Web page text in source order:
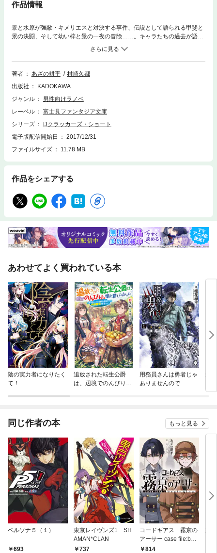
作品情報
景と水原が強敵・キメリエスと対決する事件、伝説として語られる甲斐と
景の決闘、そして幼い梓と景の一夜の冒険……。キャラたちの過去が語ら
れる短編集第２弾。今まで文庫に収録されていなかった短編２本も収録！
著者 あざの耕平
村崎久都
出版社
KADOKAWA
ジャンル
男性向けラノベ
レーベル
富士見ファンタジア文庫
シリーズ
Dクラッカーズ・ショート
電子版配信開始日
2017/12/31
ファイルサイズ
11.78 MB
作品をシェアする
あわせてよく買われている本
陰の実力者になりたく
て！
追放された転生公爵
は、辺境でのんびりと
用務員さんは勇者じゃ
ありませんので
最
同じ作者の本 もっと見る
ペルソナ５（１）
693
東京レイヴンズ1 SH
AMAN*CLAN
737
コードギアス 霧京の
アーサー case file:begi
nning
814
東